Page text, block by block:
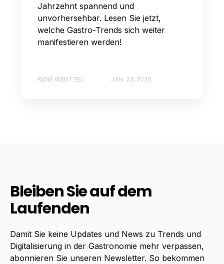
Jahrzehnt spannend und
unvorhersehbar. Lesen Sie jetzt,
welche Gastro-Trends sich weiter
manifestieren werden!
RENÉ WENTZEL JAN. 23, 2020
Bleiben Sie auf dem
Laufenden
Damit Sie keine Updates und News zu Trends und
Digitalisierung in der Gastronomie mehr verpassen,
abonnieren Sie unseren Newsletter. So bekommen